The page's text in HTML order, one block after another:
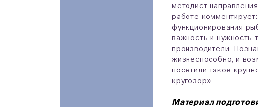
методист
работе
функционирования
важность и нужность
производители.
жизнеспособно, и
посетили такое
кругозор».
Материал